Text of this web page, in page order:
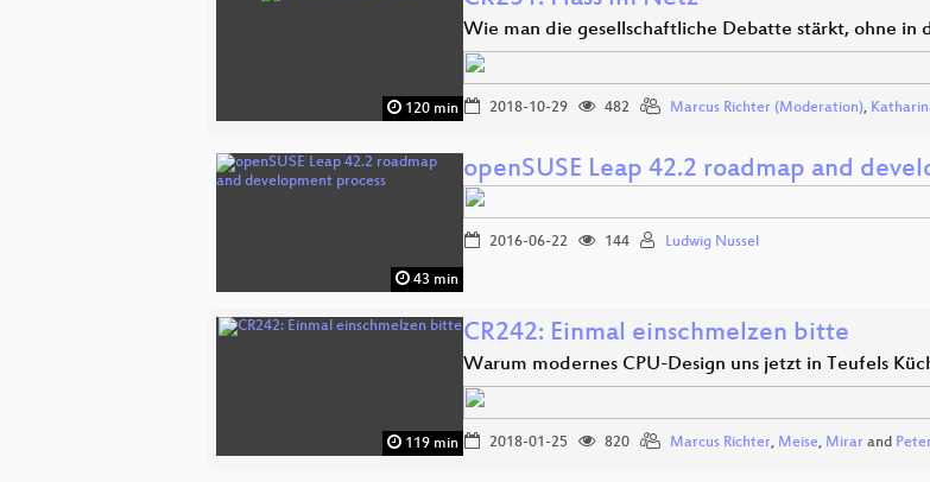
120 min
Wie man die gesellschaftliche Debatte stärkt, ohne in
2018-10-29 482 Marcus Richter (Moderation),
43 min
openSUSE Leap 42.2 roadmap and
2016-06-22 144 Ludwig Nussel
119 min
CR242: Einmal einschmelzen bitte
Warum modernes CPU-Design uns jetzt in Teufels
2018-01-25 820 Marcus Richter, Meise, Mirar and